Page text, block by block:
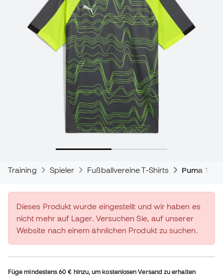
Training Spieler Fußballvereine T-Shirts Puma T-
Dieses Produkt wurde eingestellt und wir haben es
nicht mehr auf Lager. Versuchen Sie, auf unserer
Website nach einem ähnlichen Produkt zu suchen.
Füge mindestens60 € hinzu, um kostenlosen Versand zu erhalten